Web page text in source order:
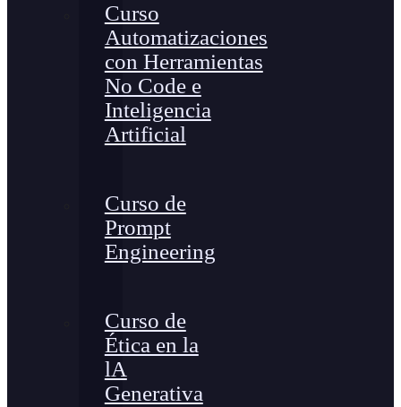
Curso
Automatizaciones
con Herramientas
No Code e
Inteligencia
Artificial
Curso de
Prompt
Engineering
Curso de
Ética en la
lA
Generativa